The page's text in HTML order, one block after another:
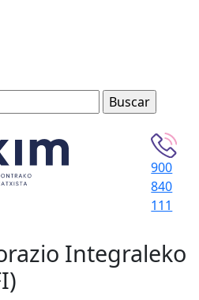
900
840
111
Integraleko